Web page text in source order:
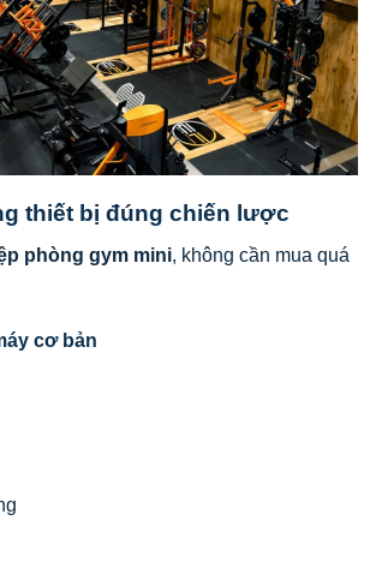
thiết bị đúng chiến lược
phòng gym mini, không cần mua quá
cơ bản